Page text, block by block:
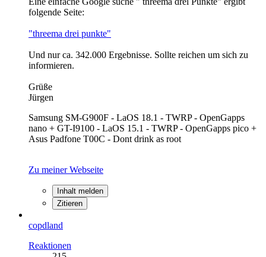
folgende Seite:
"threema drei punkte"
Und nur ca. 342.000 Ergebnisse. Sollte reichen um sich zu
informieren.
Grüße
Jürgen
Samsung SM-G900F - LaOS 18.1 - TWRP - OpenGapps
nano + GT-I9100 - LaOS 15.1 - TWRP - OpenGapps pico +
Asus Padfone T00C - Dont drink as root
Zu meiner Webseite
Inhalt melden
Zitieren
copdland
Reaktionen